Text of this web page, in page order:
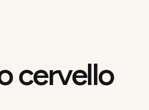
cervello